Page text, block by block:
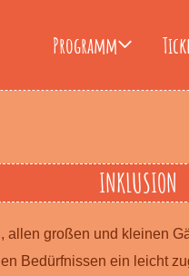
Programm
INKLUSION
allen großen und kleinen
Bedürfnissen ein leicht